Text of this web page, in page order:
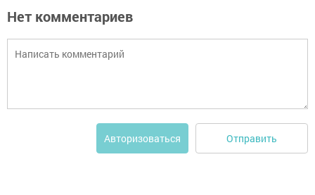
Нет комментариев
Авторизоваться Отправить